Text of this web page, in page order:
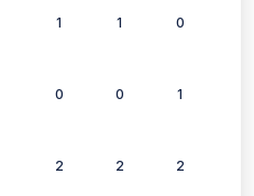
1 1 0
0 0 1
2 2 2